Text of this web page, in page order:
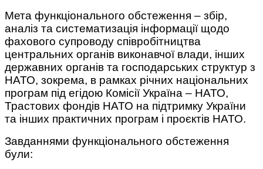
Мета функціонального обстеження – збір,
аналіз та систематизація інформації щодо
фахового супроводу співробітництва
центральних органів виконавчої влади, інших
державних органів та господарських структур з
НАТО, зокрема, в рамках річних національних
програм під егідою Комісії Україна – НАТО,
Трастових фондів НАТО на підтримку України
та інших практичних програм і проєктів НАТО.
Завданнями функціонального обстеження
були: